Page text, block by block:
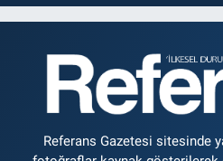
Referans Gazetesi sitesinde